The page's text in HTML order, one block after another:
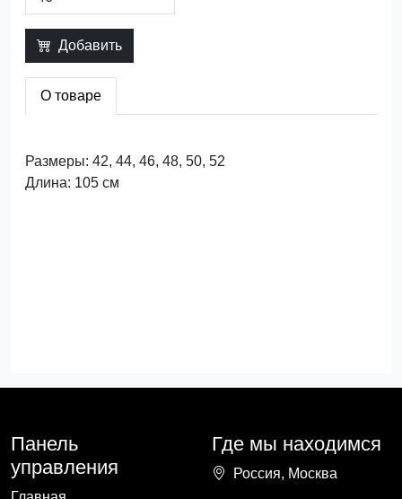
Добавить
О товаре
Размеры: 42, 44, 46, 48, 50, 52
Длина: 105 см
Панель
управления
Где мы находимся
Россия, Москва